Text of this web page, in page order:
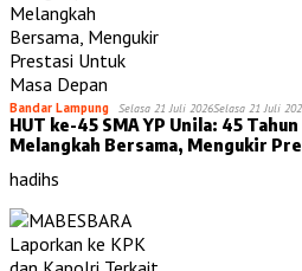
Bandar Lampung Selasa 21 Juli 2026Selasa 21 Juli
HUT ke-45 SMA YP Unila: 45
Melangkah Bersama, Mengukir
hadihs